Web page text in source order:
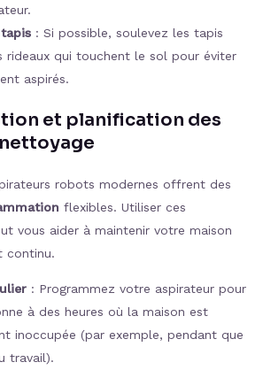
: Si possible, soulevez les tapis
rideaux qui touchent le sol pour éviter
aspirés.
et planification des
robots modernes offrent des
flexibles. Utiliser ces
vous aider à maintenir votre maison
continu.
: Programmez votre aspirateur pour
à des heures où la maison est
inoccupée (par exemple, pendant que
travail).